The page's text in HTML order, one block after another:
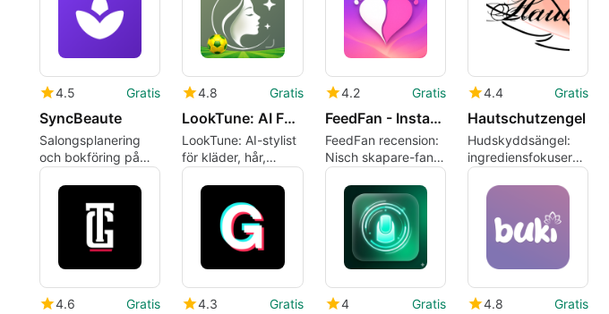
4.5 Gratis
SyncBeaute
Salongsplanering
och bokföring på
Android för
skönhetsproffs
4.8 Gratis
LookTune: AI Fashion Stylist
LookTune: AI-stylist
för kläder, hår,
smink och
fanporträtt
4.2 Gratis
FeedFan - Instafeet App
FeedFan recension:
Nisch skapare-fan
app för privata
utbyten
4.4 Gratis
Hautschutzengel
Hudskyddsängel:
ingrediensfokuserad
hudvårdsscanner
för känslig
4.6 Gratis 4.3 Gratis 4 Gratis 4.8 Gratis